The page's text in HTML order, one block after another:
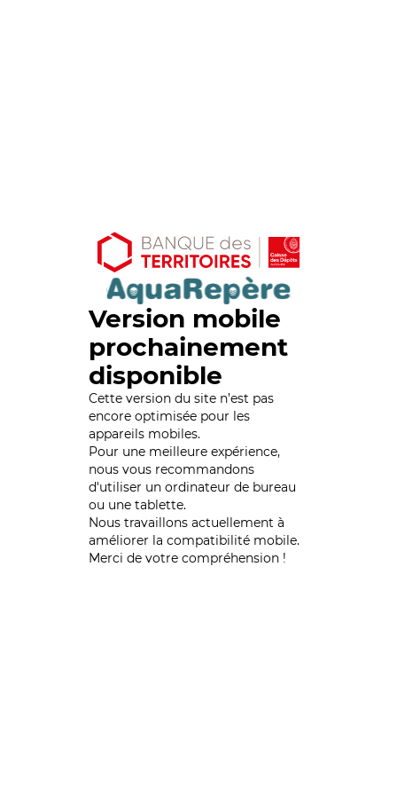
Version mobile
prochainement
disponible
Cette version du site n’est pas
encore optimisée pour les
appareils mobiles.
Pour une meilleure expérience,
nous vous recommandons
d'utiliser un ordinateur de bureau
ou une tablette.
Nous travaillons actuellement à
améliorer la compatibilité mobile.
Merci de votre compréhension !